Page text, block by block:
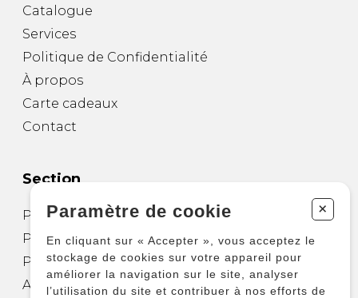
Catalogue
Services
Politique de Confidentialité
À propos
Carte cadeaux
Contact
Section
Partitions pour guitare
Partitions pour autres instruments
Partitions pour ensembles
Autres produits
Paramètre de cookie +
En cliquant sur « Accepter », vous acceptez le
stockage de cookies sur votre appareil pour
améliorer la navigation sur le site, analyser
l’utilisation du site et contribuer à nos efforts de